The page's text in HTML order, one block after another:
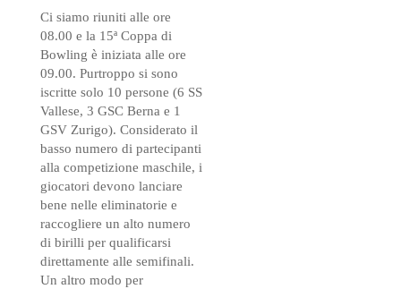
Ci siamo riuniti alle ore
08.00 e la 15ª Coppa di
Bowling è iniziata alle ore
09.00. Purtroppo si sono
iscritte solo 10 persone (6 SS
Vallese, 3 GSC Berna e 1
GSV Zurigo). Considerato il
basso numero di partecipanti
alla competizione maschile, i
giocatori devono lanciare
bene nelle eliminatorie e
raccogliere un alto numero
di birilli per qualificarsi
direttamente alle semifinali.
Un altro modo per